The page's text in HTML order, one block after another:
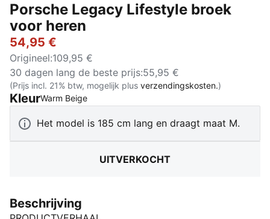
Porsche Legacy Lifestyle broek
voor heren
54,95 €
Origineel:109,95 €
30 dagen lang de beste prijs:55,95 €
(Prijs incl. 21% btw, mogelijk plus verzendingskosten.)
KleurWarm Beige:
Het model is 185 cm lang en draagt maat M.
UITVERKOCHT
Beschrijving